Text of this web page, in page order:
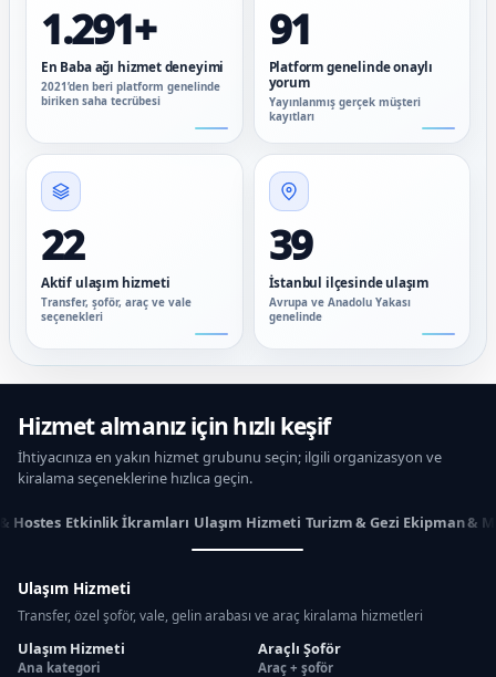
1.291+
En Baba ağı hizmet deneyimi
2021’den beri platform genelinde
biriken saha tecrübesi
91
Platform genelinde onaylı
yorum
Yayınlanmış gerçek müşteri
kayıtları
22
Aktif ulaşım hizmeti
Transfer, şoför, araç ve vale
seçenekleri
39
İstanbul ilçesinde ulaşım
Avrupa ve Anadolu Yakası
genelinde
Hizmet almanız için hızlı keşif
İhtiyacınıza en yakın hizmet grubunu seçin; ilgili organizasyon ve
kiralama seçeneklerine hızlıca geçin.
Hostes Etkinlik İkramları Ulaşım Hizmeti Turizm & Gezi Ekipman &
Ulaşım Hizmeti
Transfer, özel şoför, vale, gelin arabası ve araç kiralama hizmetleri
Ulaşım Hizmeti
Ana kategori
Araçlı Şoför
Araç + şoför